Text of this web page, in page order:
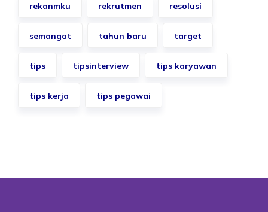
rekanmku rekrutmen resolusi
semangat tahun baru target
tips tipsinterview tips karyawan
tips kerja tips pegawai